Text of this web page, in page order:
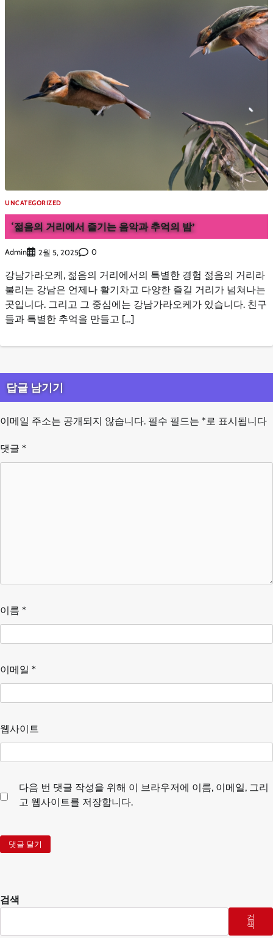
UNCATEGORIZED
‘젊음의 거리에서 즐기는 음악과 추억의 밤’
Admin 2월 5, 2025 0
강남가라오케, 젊음의 거리에서의 특별한 경험 젊음의 거리라
불리는 강남은 언제나 활기차고 다양한 즐길 거리가 넘쳐나는
곳입니다. 그리고 그 중심에는 강남가라오케가 있습니다. 친구
들과 특별한 추억을 만들고 […]
답글 남기기
이메일 주소는 공개되지 않습니다. 필수 필드는 *로 표시됩니다
댓글 *
이름 *
이메일 *
웹사이트
다음 번 댓글 작성을 위해 이 브라우저에 이름, 이메일, 그리
고 웹사이트를 저장합니다.
검색
검
색